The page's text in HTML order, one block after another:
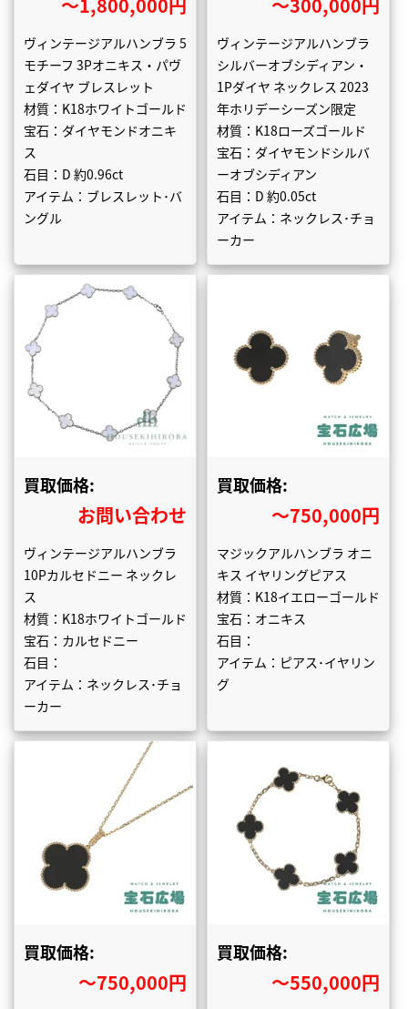
ヴィンテージアルハンブラ 5
モチーフ 3Pオニキス・パヴ
ェダイヤ ブレスレット
材質：K18ホワイトゴールド
宝石：ダイヤモンドオニキ
ス
石目：D 約0.96ct
アイテム：ブレスレット･バ
ングル
ヴィンテージアルハンブラ
シルバーオブシディアン・
1Pダイヤ ネックレス 2023
年ホリデーシーズン限定
材質：K18ローズゴールド
宝石：ダイヤモンドシルバ
ーオブシディアン
石目：D 約0.05ct
アイテム：ネックレス･チョ
ーカー
買取価格:
お問い合わせ
ヴィンテージアルハンブラ
10Pカルセドニー ネックレ
ス
材質：K18ホワイトゴールド
宝石：カルセドニー
石目：
アイテム：ネックレス･チョ
ーカー
買取価格:
〜750,000円
マジックアルハンブラ オニ
キス イヤリングピアス
材質：K18イエローゴールド
宝石：オニキス
石目：
アイテム：ピアス･イヤリン
グ
買取価格:
〜750,000円
買取価格:
〜550,000円